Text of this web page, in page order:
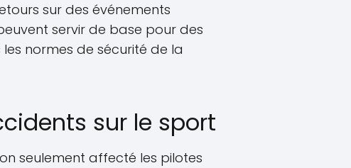
sur des événements
servir de base pour des
normes de sécurité de la
sur le sport
seulement affecté les pilotes